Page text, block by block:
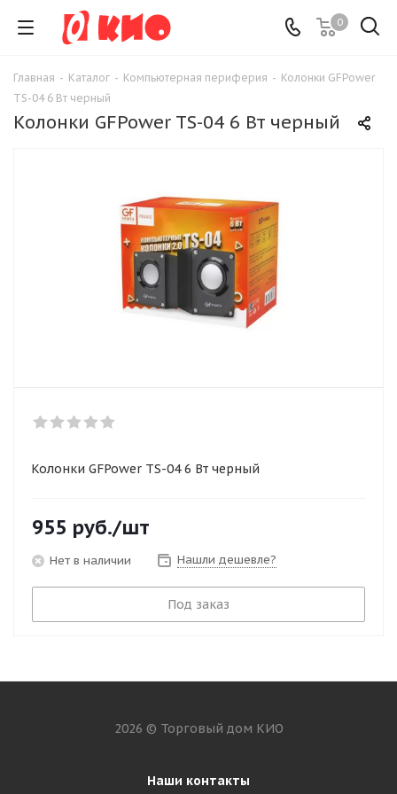
0
Главная - Каталог - Компьютерная периферия - Колонки GFPower
TS-04 6 Вт черный
Колонки GFPower TS-04 6 Вт черный
Колонки GFPower TS-04 6 Вт черный
955 руб./шт
Нет в наличии Нашли дешевле?
Под заказ
2026 © Торговый дом КИО
Наши контакты